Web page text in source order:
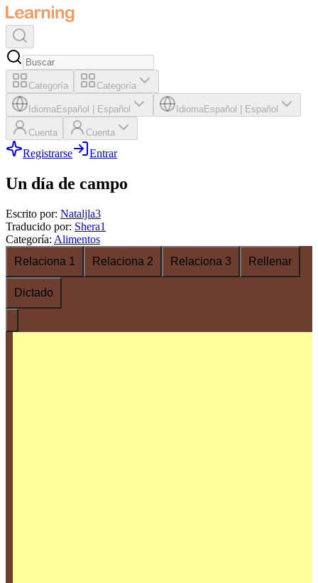
Categoría Categoría
IdiomaEspañol Español IdiomaEspañol Español
Cuenta Cuenta
Registrarse Entrar
Un día de campo
Escrito por: Nataljla3
Traducido por: Shera1
Categoría: Alimentos
Relaciona 1
Relaciona 2 Relaciona 3 Rellenar
Dictado